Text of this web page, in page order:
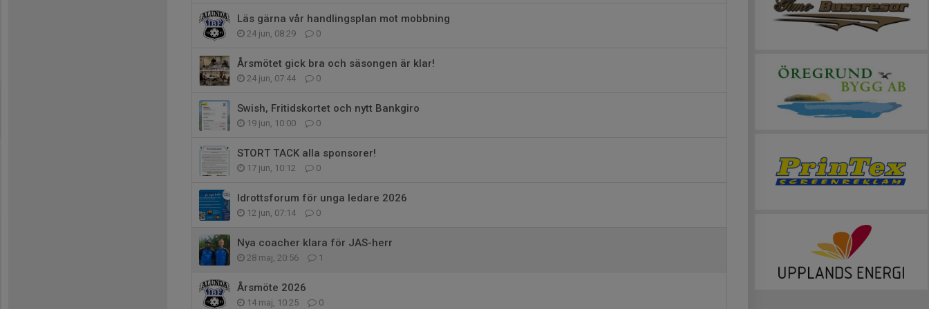
Läs gärna vår handlingsplan mot mobbning
24 jun, 08:29 0
Årsmötet gick bra och säsongen är klar!
24 jun, 07:44 0
Swish, Fritidskortet och nytt Bankgiro
19 jun, 10:00 0
STORT TACK alla sponsorer!
17 jun, 10:12 0
Idrottsforum för unga ledare 2026
12 jun, 07:14 0
Nya coacher klara för JAS-herr
28 maj, 20:56 1
Årsmöte 2026
14 maj, 10:25 0